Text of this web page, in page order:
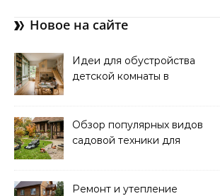
Новое на сайте
Идеи для обустройства
детской комнаты в
Обзор популярных видов
садовой техники для
Ремонт и утепление